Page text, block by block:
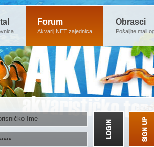
Forum
Akvarij.NET zajednica
Obrasci
Pošaljite mali